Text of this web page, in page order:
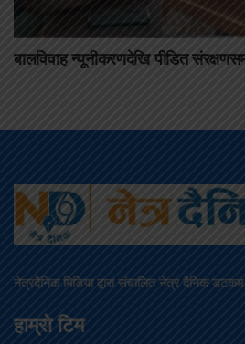
बालविवाह न्यूनीकरणदेखि पीडित
नेत्रदैनिक मिडिया द्वारा संचालित नेत्र दैनिक
हाम्रो टिम